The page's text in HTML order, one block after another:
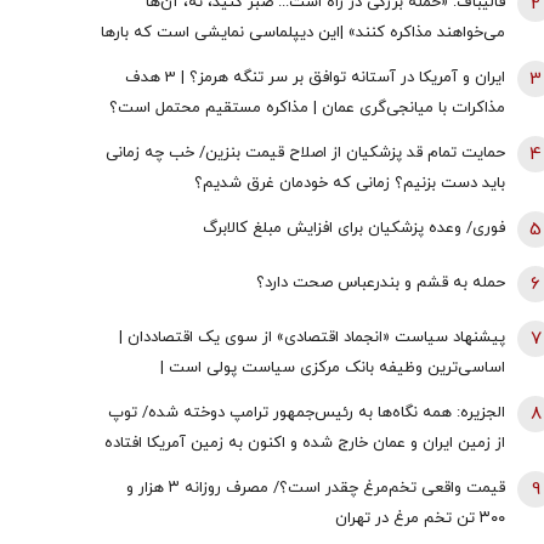
می‌خواهند مذاکره کنند» |این دیپلماسی نمایشی است که بارها
ایران و آمریکا در آستانه توافق بر سر تنگه هرمز؟ | 3 هدف
مذاکرات با میانجی‌گری عمان | مذاکره مستقیم محتمل است؟
3
حمایت تمام قد پزشکیان از اصلاح قیمت بنزین/ خب چه زمانی
باید دست بزنیم؟ زمانی که خودمان غرق شدیم؟
4
فوری/ وعده پزشکیان برای افزایش مبلغ کالابرگ 5
حمله به قشم و بندرعباس صحت دارد؟ 6
پیشنهاد سیاست «انجماد اقتصادی» از سوی یک اقتصاددان |
اساسی‌ترین وظیفه بانک مرکزی سیاست پولی است |
اولویت‌های بانک مرکزی در شرایط فعلی
7
الجزیره: همه نگاه‌ها به رئیس‌جمهور ترامپ دوخته شده/ توپ
از زمین ایران و عمان خارج شده و اکنون به زمین آمریکا افتاده
8
قیمت واقعی تخم‌مرغ چقدر است؟/ مصرف روزانه ۳ هزار و
۳۰۰ تن تخم مرغ در تهران
9